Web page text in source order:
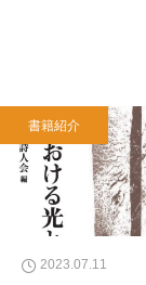
書籍紹介
2023.07.11